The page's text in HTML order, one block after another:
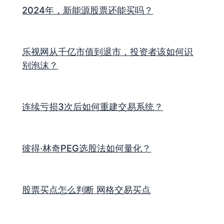
2024年，新能源股票还能买吗？
乐视网从千亿市值到退市，投资者该如何识
别泡沫？
连续亏损3次后如何重建交易系统？
彼得·林奇PEG选股法如何量化？
股票买点怎么判断 网格交易买点